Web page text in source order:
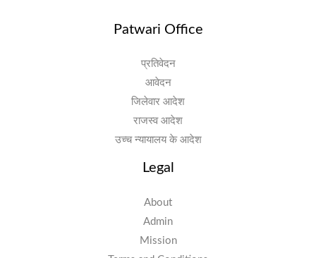
Patwari Office
प्रतिवेदन
आवेदन
जिलेवार आदेश
राजस्व आदेश
उच्च न्यायालय के आदेश
Legal
About
Admin
Mission